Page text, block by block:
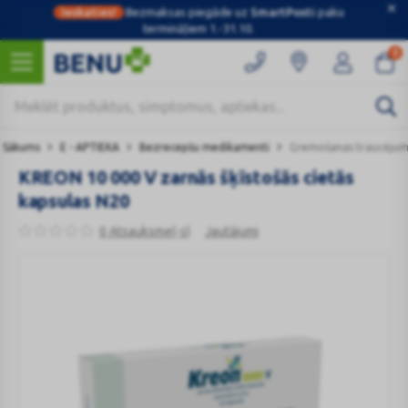
Ieskaties! Bezmaksas piegāde uz SmartPostipaku
termināļiem 1.-31.10.
0
Sākums E - APTIEKA Bezrecepšu medikamenti Gremošanas
0 Atsauksme(-s) Jautājumi
KREON 10 000 V zarnās šķīstošās cietās
kapsulas N20